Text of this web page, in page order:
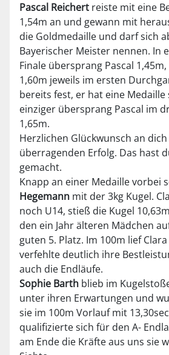
Pascal Reichert reiste mit eine
1,54m an und gewann mit
die Goldmedaille und darf sich
Bayerischer Meister nennen. In
Finale übersprang Pascal
1,60m jeweils im ersten
bereits fest, er hat eine Medaille
einziger übersprang Pascal im
1,65m.
Herzlichen Glückwunsch an
überragenden Erfolg. Das hast
gemacht.
Knapp an einer Medaille vorbei
Hegemann mit der 3kg Kugel.
noch U14, stieß die Kugel
den ein Jahr älteren Mädchen
guten 5. Platz. Im 100m lief Clara
verfehlte deutlich ihre
auch die Endläufe.
Sophie Barth blieb im
unter ihren Erwartungen und
sie im 100m Vorlauf mit
qualifizierte sich für den A-
am Ende die Kräfte aus uns sie